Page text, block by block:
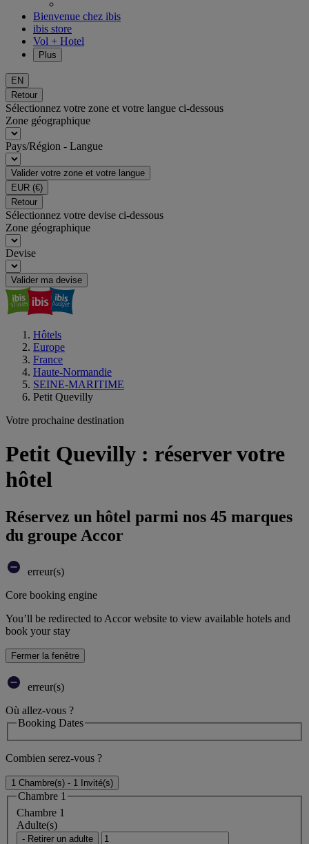
Bienvenue chez ibis
ibis store
Vol + Hotel
Plus
EN
Retour
Sélectionnez votre zone et votre langue ci-dessous
Zone géographique
Pays/Région - Langue
Valider votre zone et votre langue
EUR (€)
Retour
Sélectionnez votre devise ci-dessous
Zone géographique
Devise
Valider ma devise
Hôtels
Europe
France
Haute-Normandie
SEINE-MARITIME
Petit Quevilly
Votre prochaine destination
Petit Quevilly : réserver votre
hôtel
Réservez un hôtel parmi nos 45 marques
du groupe Accor
erreur(s)
Core booking engine
You’ll be redirected to Accor website to view available hotels and
book your stay
Fermer la fenêtre
erreur(s)
Où allez-vous ?
Booking Dates
Combien serez-vous ?
1 Chambre(s) - 1 Invité(s)
Chambre 1
Chambre 1
Adulte(s)
- Retirer un adulte